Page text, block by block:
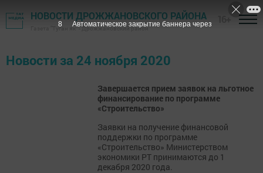
НОВОСТИ ДРОЖЖАНОВСКОГО РАЙОНА
Газета "Туган як" - Дрожжановский район
Новости за 24 ноября 2020
Завершается прием заявок на льготное
финансирование по программе
«Строительство»
Заявки на получение финансовой
поддержки по программе
«Строительство» Министерством
экономики РТ принимаются до 1
декабря 2020 года.
8 Автоматическое закрытие баннера через